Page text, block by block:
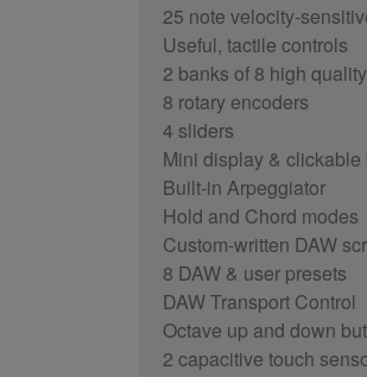
25 note velocity-
Useful, tactile controls
2 banks of 8 high
8 rotary encoders
4 sliders
Mini display &
Built-in Arpeggiator
Hold and Chord modes
Custom-written DAW
8 DAW & user presets
DAW Transport Control
Octave up and down
2 capacitive touch